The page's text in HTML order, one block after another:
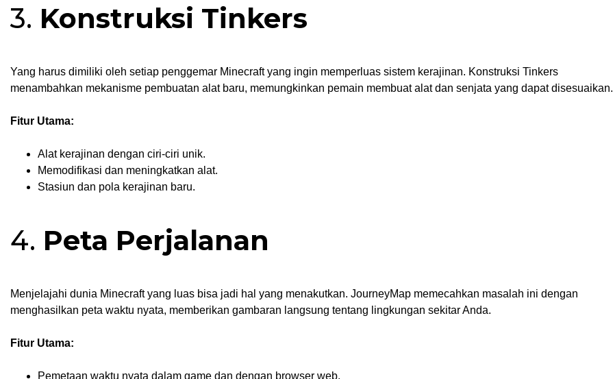
3. Konstruksi Tinkers
Yang harus dimiliki oleh setiap penggemar Minecraft yang ingin memperluas sistem kerajinan. Konstruksi Tinkers
menambahkan mekanisme pembuatan alat baru, memungkinkan pemain membuat alat dan senjata yang dapat disesuaikan.
Fitur Utama:
Alat kerajinan dengan ciri-ciri unik.
Memodifikasi dan meningkatkan alat.
Stasiun dan pola kerajinan baru.
4. Peta Perjalanan
Menjelajahi dunia Minecraft yang luas bisa jadi hal yang menakutkan. JourneyMap memecahkan masalah ini dengan
menghasilkan peta waktu nyata, memberikan gambaran langsung tentang lingkungan sekitar Anda.
Fitur Utama:
Pemetaan waktu nyata dalam game dan dengan browser web.